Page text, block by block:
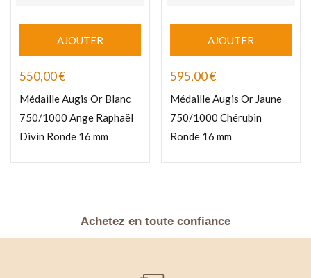
AJOUTER
550,00€
Médaille Augis Or Blanc
750/1000 Ange Raphaël
Divin Ronde 16 mm
AJOUTER
595,00€
Médaille Augis Or Jaune
750/1000 Chérubin
Ronde 16 mm
Achetez en toute confiance